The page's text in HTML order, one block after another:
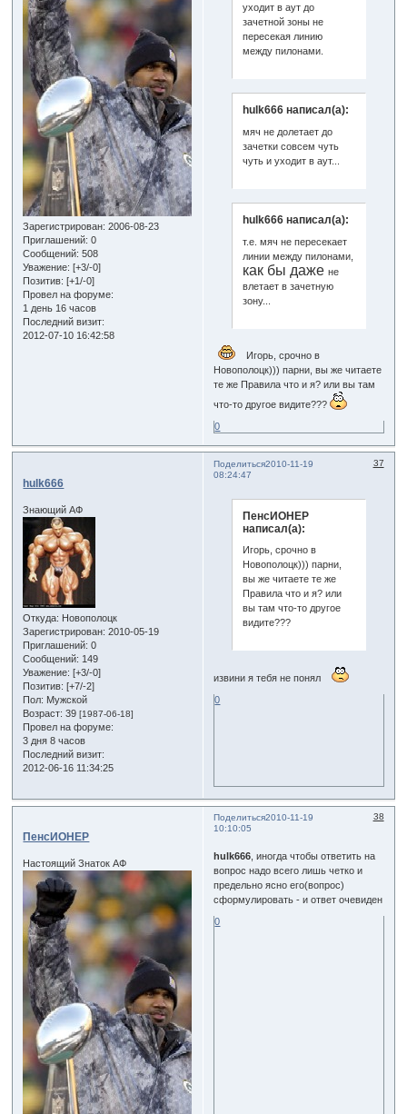
Зарегистрирован: 2006-08-23
Приглашений: 0
Сообщений: 508
Уважение: [+3/-0]
Позитив: [+1/-0]
Провел на форуме:
1 день 16 часов
Последний визит:
2012-07-10 16:42:58
уходит в аут до
зачетной зоны не
пересекая линию
между пилонами.
hulk666 написал(а):
мяч не долетает до
зачетки совсем чуть
чуть и уходит в аут...
hulk666 написал(а):
т.е. мяч не пересекает
линии между пилонами,
как бы дажене
влетает в зачетную
зону...
Игорь, срочно в
Новополоцк))) парни, вы же читаете
те же Правила что и я? или вы там
что-то другое видите???
0
Поделиться 37
2010-11-19
08:24:47
hulk666
Знающий АФ
Откуда: Новополоцк
Зарегистрирован: 2010-05-19
Приглашений: 0
Сообщений: 149
Уважение: [+3/-0]
Позитив: [+7/-2]
Пол: Мужской
Возраст: 39[1987-06-18]
Провел на форуме:
3 дня 8 часов
Последний визит:
2012-06-16 11:34:25
ПенсИОНЕР
написал(а):
Игорь, срочно в
Новополоцк))) парни,
вы же читаете те же
Правила что и я? или
вы там что-то другое
видите???
извини я тебя не понял
0
Поделиться 38
2010-11-19
10:10:05
ПенсИОНЕР
Настоящий Знаток АФ
hulk666 , иногда чтобы ответить на
вопрос надо всего лишь четко и
предельно ясно его(вопрос)
сформулировать - и ответ очевиден
0